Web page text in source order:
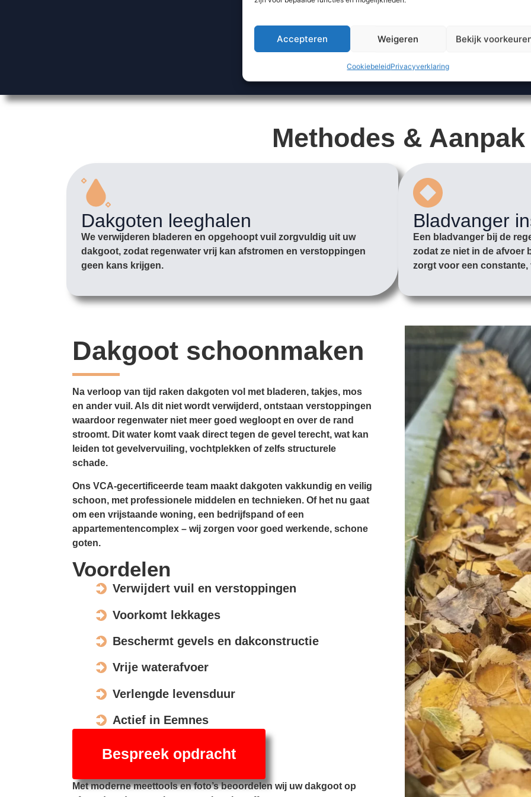
Accepteren Weigeren Bekijk
CookiebeleidPrivacyverklaring
Methodes & Aanpak
Dakgoten leeghalen
We verwijderen bladeren en opgehoopt vuil zorgvuldig uit uw
dakgoot, zodat regenwater vrij kan afstromen en verstoppingen
geen kans krijgen.
Bladvanger
Een bladvanger bij de
zodat ze niet in de afvoer
zorgt voor een constante,
Dakgoot schoonmaken
Na verloop van tijd raken dakgoten vol met bladeren, takjes, mos
en ander vuil. Als dit niet wordt verwijderd, ontstaan verstoppingen
waardoor regenwater niet meer goed wegloopt en over de rand
stroomt. Dit water komt vaak direct tegen de gevel terecht, wat kan
leiden tot gevelvervuiling, vochtplekken of zelfs structurele
schade.
Ons VCA-gecertificeerde team maakt dakgoten vakkundig en veilig
schoon, met professionele middelen en technieken. Of het nu gaat
om een vrijstaande woning, een bedrijfspand of een
appartementencomplex – wij zorgen voor goed werkende, schone
goten.
Voordelen
Verwijdert vuil en verstoppingen
Voorkomt lekkages
Beschermt gevels en dakconstructie
Vrije waterafvoer
Verlengde levensduur
Actief in Eemnes
Bespreek opdracht
Met moderne meettools en foto’s beoordelen wij uw dakgoot op